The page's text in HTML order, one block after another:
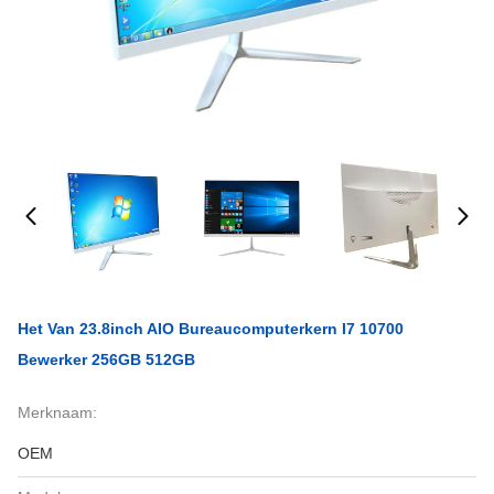
Het Van 23.8inch AIO Bureaucomputerkern I7 10700
Bewerker 256GB 512GB
Merknaam:
OEM